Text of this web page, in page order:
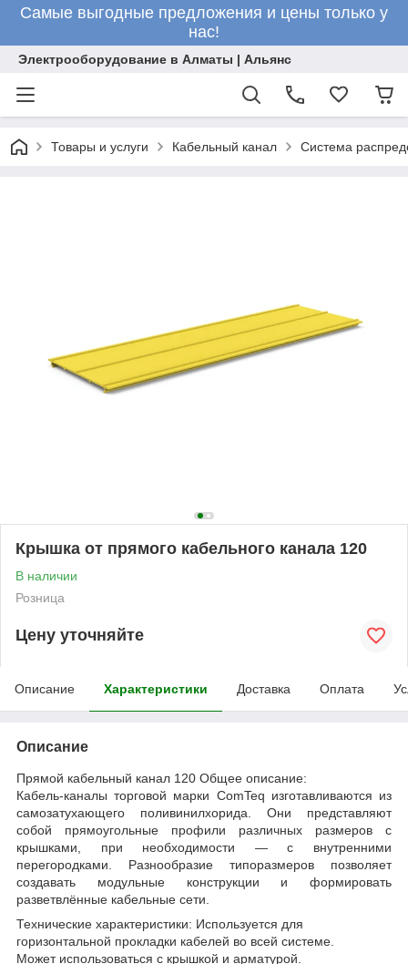
Самые выгодные предложения и цены только у
нас!
Электрооборудование в Алматы | Альянс
Товары и услуги Кабельный канал Система
Крышка от прямого кабельного канала 120
В наличии
Розница
Цену уточняйте
Описание Характеристики Доставка Оплата
Описание
Прямой кабельный канал 120 Общее описание:
Кабель-каналы торговой марки ComTeq изготавливаются из
самозатухающего поливинилхорида. Они представляют
собой прямоугольные профили различных размеров с
крышками, при необходимости — с внутренними
перегородками. Разнообразие типоразмеров позволяет
создавать модульные конструкции и формировать
разветвлённые кабельные сети.
Технические характеристики: Используется для
горизонтальной прокладки кабелей во всей системе.
Может использоваться с крышкой и арматурой.